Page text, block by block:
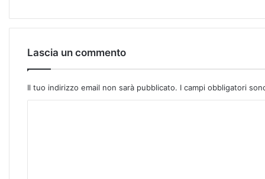
Lascia un commento
Il tuo indirizzo email non sarà pubblicato. I campi obbligatori